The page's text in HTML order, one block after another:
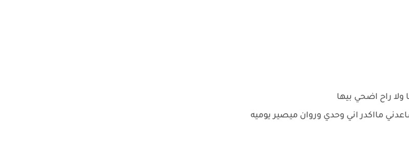
ولا راح اضحي بيها
مااكدر اني وحدي وروان ميصير يوميه